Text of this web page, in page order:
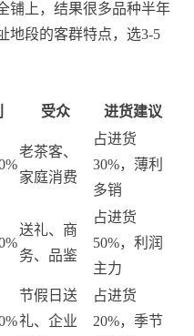
铺上，结果很多品种半年
地段的客群特点，选3-5
受众 进货建议
老茶客、
家庭消费
占进货
30%，薄利
多销
送礼、商
务、品鉴
占进货
50%，利润
主力
节假日送
礼、企业
占进货
20%，季节